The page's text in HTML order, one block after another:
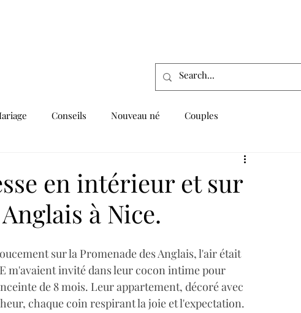
Conseils Nouveau né Couples
en intérieur et sur
à Nice.
sur la Promenade des Anglais, l'air était
m'avaient invité dans leur cocon intime pour
de 8 mois. Leur appartement, décoré avec
chaque coin respirant la joie et l'expectation.